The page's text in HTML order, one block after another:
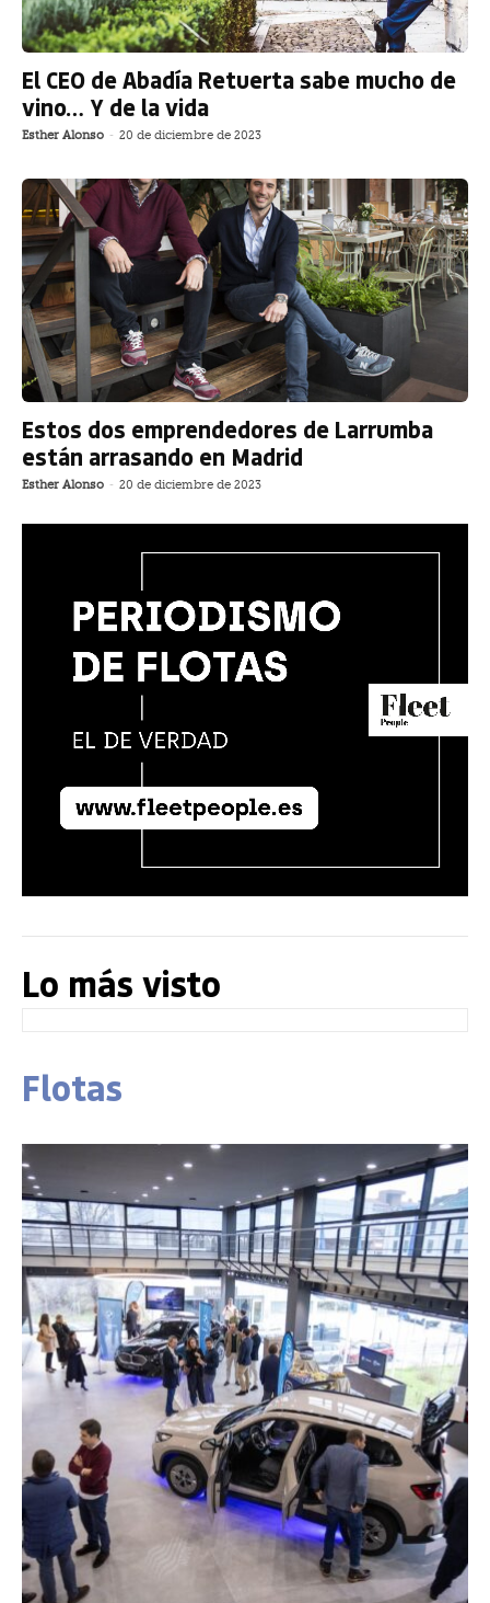
El CEO de Abadía Retuerta sabe mucho de
vino… Y de la vida
Esther Alonso - 20 de diciembre de 2023
Estos dos emprendedores de Larrumba
están arrasando en Madrid
Esther Alonso - 20 de diciembre de 2023
Lo más visto
Flotas